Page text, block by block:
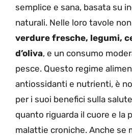
semplice e sana, basata su
naturali. Nelle loro tavole
verdure fresche, legumi,
d’oliva, e un consumo
pesce. Questo regime
antiossidanti e nutrienti, è
per i suoi benefici sulla
quanto riguarda il cuore e la
malattie croniche. Anche se